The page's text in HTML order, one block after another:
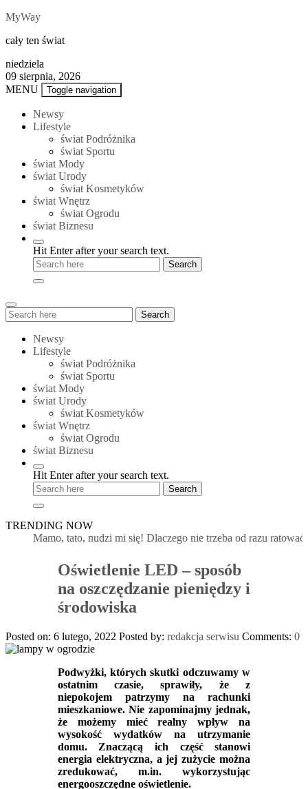
Skip
content
MyWay
cały ten świat
niedziela
09 sierpnia, 2026
MENU
Toggle navigation
Newsy
Lifestyle
świat Podróżnika
świat Sportu
świat Mody
świat Urody
świat Kosmetyków
świat Wnętrz
świat Ogrodu
świat Biznesu
Hit Enter after your search text.
Search
for:
Search
Newsy
Lifestyle
świat Podróżnika
świat Sportu
świat Mody
świat Urody
świat Kosmetyków
świat Wnętrz
świat Ogrodu
świat Biznesu
Hit Enter after your search text.
TRENDING NOW
Mamo, tato, nudzi mi się! Dlaczego nie trzeba od razu ratować
Oświetlenie LED – sposób
na oszczędzanie pieniędzy i
środowiska
Posted on: 6 lutego, 2022 Posted by: redakcja serwisu Comments: 0
Podwyżki, których skutki odczuwamy w
ostatnim czasie, sprawiły, że z
niepokojem patrzymy na rachunki
mieszkaniowe. Nie zapominajmy jednak,
że możemy mieć realny wpływ na
wysokość wydatków na utrzymanie
domu. Znaczącą ich część stanowi
energia elektryczna, a jej zużycie można
zredukować, m.in. wykorzystując
energooszczędne oświetlenie.